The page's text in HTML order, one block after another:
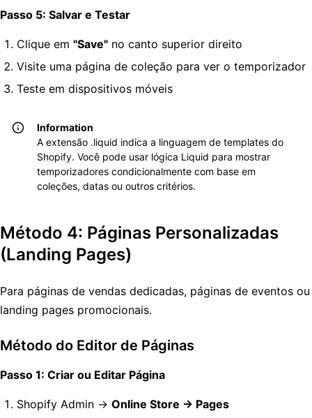
Passo 5: Salvar e Testar
Clique em "Save" no canto superior direito
Visite uma página de coleção para ver o temporizador
Teste em dispositivos móveis
Information
A extensão .liquid indica a linguagem de templates do
Shopify. Você pode usar lógica Liquid para mostrar
temporizadores condicionalmente com base em
coleções, datas ou outros critérios.
Método 4: Páginas Personalizadas
(Landing Pages)
Para páginas de vendas dedicadas, páginas de eventos ou
landing pages promocionais.
Método do Editor de Páginas
Passo 1: Criar ou Editar Página
Shopify Admin → Online Store → Pages